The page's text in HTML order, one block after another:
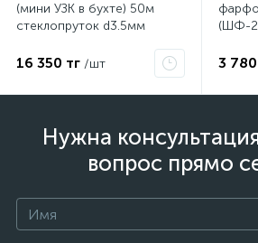
(мини УЗК в бухте) 50м
стеклопруток d3.5мм
16 350 тг /шт
(ШФ-
3 780
Нужна
вопрос прямо